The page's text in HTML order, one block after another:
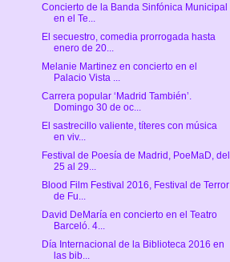
Concierto de la Banda Sinfónica Municipal
en el Te...
El secuestro, comedia prorrogada hasta
enero de 20...
Melanie Martinez en concierto en el
Palacio Vista ...
Carrera popular ‘Madrid También’.
Domingo 30 de oc...
El sastrecillo valiente, títeres con música
en viv...
Festival de Poesía de Madrid, PoeMaD, del
25 al 29...
Blood Film Festival 2016, Festival de Terror
de Fu...
David DeMaría en concierto en el Teatro
Barceló. 4...
Día Internacional de la Biblioteca 2016 en
las bib...